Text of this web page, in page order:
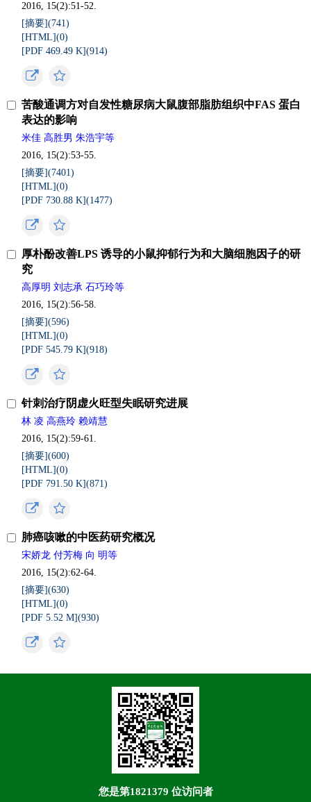
2016, 15(2):51-52.
[摘要](741)
[HTML](0)
[PDF 469.49 K](914)
苦酸通调方对自发性糖尿病大鼠腹部脂肪组织中FAS 蛋白
表达的影响
米佳 高胜男 朱浩宇等
2016, 15(2):53-55.
[摘要](7401)
[HTML](0)
[PDF 730.88 K](1477)
厚朴酚改善LPS 诱导的小鼠抑郁行为和大脑细胞因子的研
究
高厚明 刘志承 石巧玲等
2016, 15(2):56-58.
[摘要](596)
[HTML](0)
[PDF 545.79 K](918)
针刺治疗阴虚火旺型失眠研究进展
林 凌 高燕玲 赖靖慧
2016, 15(2):59-61.
[摘要](600)
[HTML](0)
[PDF 791.50 K](871)
肺癌咳嗽的中医药研究概况
宋娇龙 付芳梅 向 明等
2016, 15(2):62-64.
[摘要](630)
[HTML](0)
[PDF 5.52 M](930)
您是第1821379 位访问者